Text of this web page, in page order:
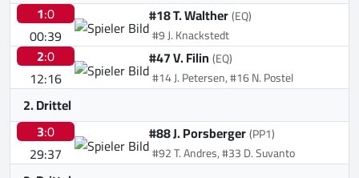
1:0
00:39
#18 T. Walther(EQ)
#9 J. Knackstedt
2:0
12:16
#47 V. Filin(EQ)
#14 J. Petersen, #16 N. Postel
2. Drittel
3:0
29:37
#88 J. Porsberger(PP1)
#92 T. Andres, #33 D. Suvanto